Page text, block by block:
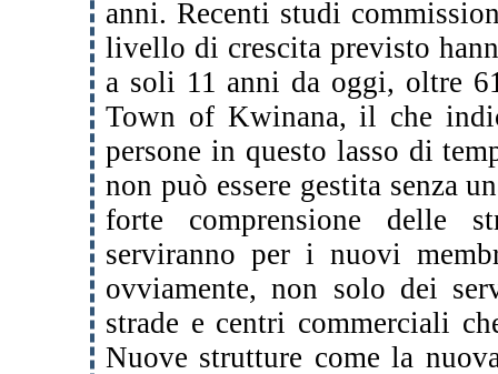
anni. Recenti studi
livello di crescita previsto
a soli 11 anni da oggi, oltre
Town of Kwinana, il che
persone in questo lasso di
non può essere gestita senza
forte comprensione delle
serviranno per i nuovi
ovviamente, non solo dei
strade e centri commerciali
Nuove strutture come la